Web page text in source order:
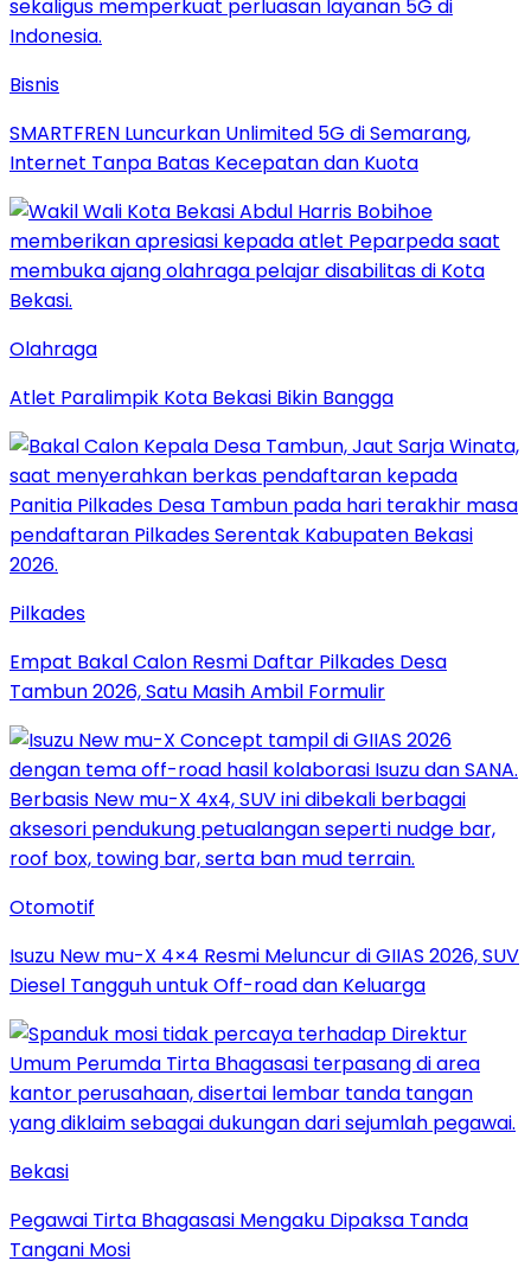
Bisnis
SMARTFREN Luncurkan Unlimited 5G di Semarang,
Internet Tanpa Batas Kecepatan dan Kuota
Olahraga
Atlet Paralimpik Kota Bekasi Bikin Bangga
Pilkades
Empat Bakal Calon Resmi Daftar Pilkades Desa
Tambun 2026, Satu Masih Ambil Formulir
Otomotif
Isuzu New mu-X 4×4 Resmi Meluncur di GIIAS 2026, SUV
Diesel Tangguh untuk Off-road dan Keluarga
Bekasi
Pegawai Tirta Bhagasasi Mengaku Dipaksa Tanda
Tangani Mosi